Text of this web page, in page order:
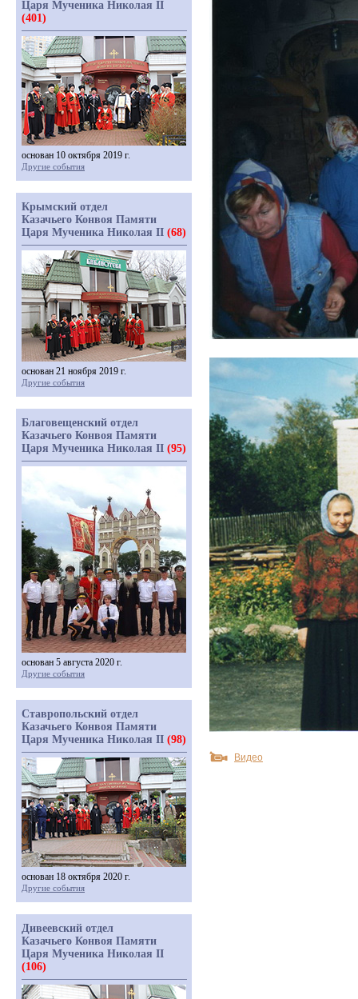
Видео
Царя Мученика Николая II
(401)
основан 10 октября 2019 г.
Другие события
Крымский отдел
Казачьего Конвоя Памяти
Царя Мученика Николая II (68)
основан 21 ноября 2019 г.
Другие события
Благовещенский отдел
Казачьего Конвоя Памяти
Царя Мученика Николая II (95)
основан 5 августа 2020 г.
Другие события
Ставропольский отдел
Казачьего Конвоя Памяти
Царя Мученика Николая II (98)
основан 18 октября 2020 г.
Другие события
Дивеевский отдел
Казачьего Конвоя Памяти
Царя Мученика Николая II
(106)